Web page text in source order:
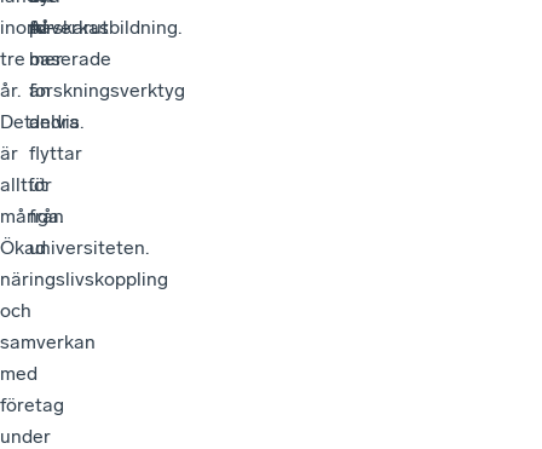
inom
tre
år.
Det
är
alltför
många.
Ökad
näringslivskoppling
och
samverkan
med
företag
under
forskarutbildning.
AI-
baserade
forskningsverktyg
delvis
flyttar
ut
från
universiteten.
påverkas
mer
än
andra.